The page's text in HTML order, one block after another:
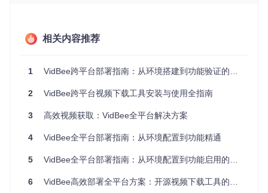
git
cd VidBee
3. 构建与启动
根据操作系统执行相应构建命令：
pnpm build:win
# macOS系统
相关内容推荐
1 VidBee跨平台部署指南：从环境搭建到功能验证的零门槛实践
2 VidBee跨平台视频下载工具安装与使用全指南
3 高效视频获取：VidBee全平台解决方案
4 VidBee全平台部署指南：从环境配置到功能精通
5 VidBee全平台部署指南：从环境配置到功能启用的高效实践
6 VidBee高效部署全平台方案：开源视频下载工具的跨平台安装指南